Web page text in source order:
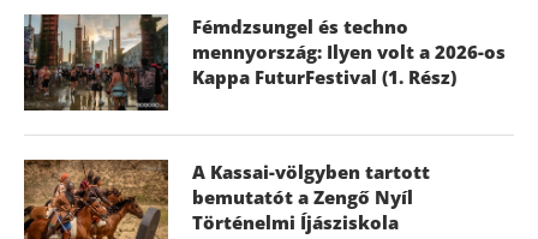
Fémdzsungel és techno
mennyország: Ilyen volt a 2026-os
Kappa FuturFestival (1. Rész)
A Kassai-völgyben tartott
bemutatót a Zengő Nyíl
Történelmi Íjásziskola